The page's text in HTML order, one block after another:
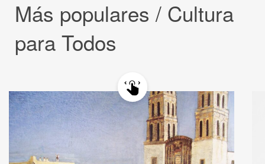
Más populares / Cultura
para Todos